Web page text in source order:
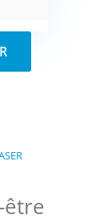
être